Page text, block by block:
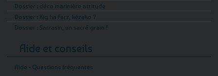
Dossier : déco marinière attitude
Dossier : Kig ha Farz, kézako ?
Dossier : Sarrasin, un sacré grain !
Aide et conseils
Aide - Questions fréquentes